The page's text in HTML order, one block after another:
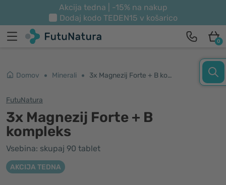
Akcija tedna | -15% na nakup
Dodaj kodo TEDEN15 v košarico
0
Domov Minerali 3x Magnezij Forte + B kompleks
FutuNatura
3x Magnezij Forte + B
kompleks
Vsebina: skupaj 90 tablet
AKCIJA TEDNA